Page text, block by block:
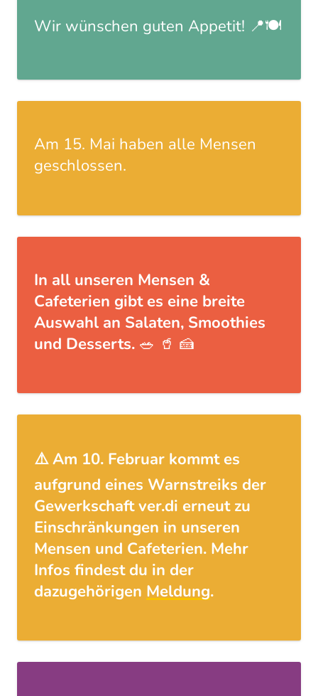
Wir wünschen guten Appetit! 📍🍽️
Am 15. Mai haben alle Mensen
geschlossen.
In all unseren Mensen &
Cafeterien gibt es eine breite
Auswahl an Salaten, Smoothies
und Desserts. 🥗 🥤 🍰
⚠️ Am 10. Februar kommt es
aufgrund eines Warnstreiks der
Gewerkschaft ver.di erneut zu
Einschränkungen in unseren
Mensen und Cafeterien. Mehr
Infos findest du in der
dazugehörigen Meldung.